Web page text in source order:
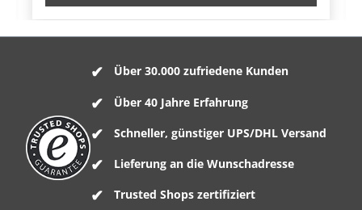
Über 30.000 zufriedene Kunden
Über 40 Jahre Erfahrung
Schneller, günstiger UPS/DHL Versand
Lieferung an die Wunschadresse
Trusted Shops zertifiziert